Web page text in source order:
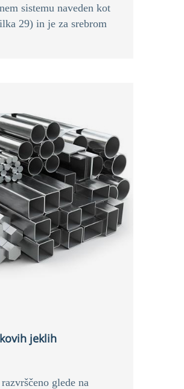
sistemu naveden kot
29) in je za srebrom
jeklih
glede na